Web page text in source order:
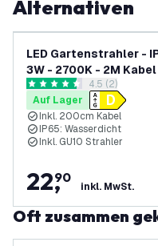
Alternativen
LED Gartenstrahler -
3W - 2700K - 2M
Schwarz
4.5 Bewertungssterne
4.5 (2)
Auf Lager
Inkl. 200cm Kabel
IP65: Wasserdicht
Inkl. GU10 Strahler
22,
90
inkl. MwSt.
Oft zusammen